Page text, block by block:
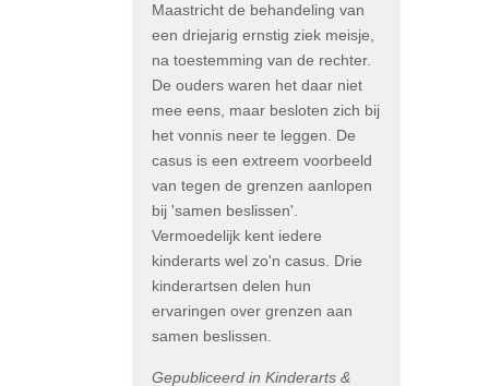
Maastricht de behandeling van
een driejarig ernstig ziek meisje,
na toestemming van de rechter.
De ouders waren het daar niet
mee eens, maar besloten zich bij
het vonnis neer te leggen. De
casus is een extreem voorbeeld
van tegen de grenzen aanlopen
bij 'samen beslissen'.
Vermoedelijk kent iedere
kinderarts wel zo'n casus. Drie
kinderartsen delen hun
ervaringen over grenzen aan
samen beslissen.
Gepubliceerd in Kinderarts &